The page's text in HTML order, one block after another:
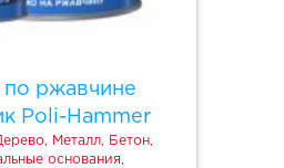
по ржавчине
Poli-Hammer
Металл, Бетон,
основания,